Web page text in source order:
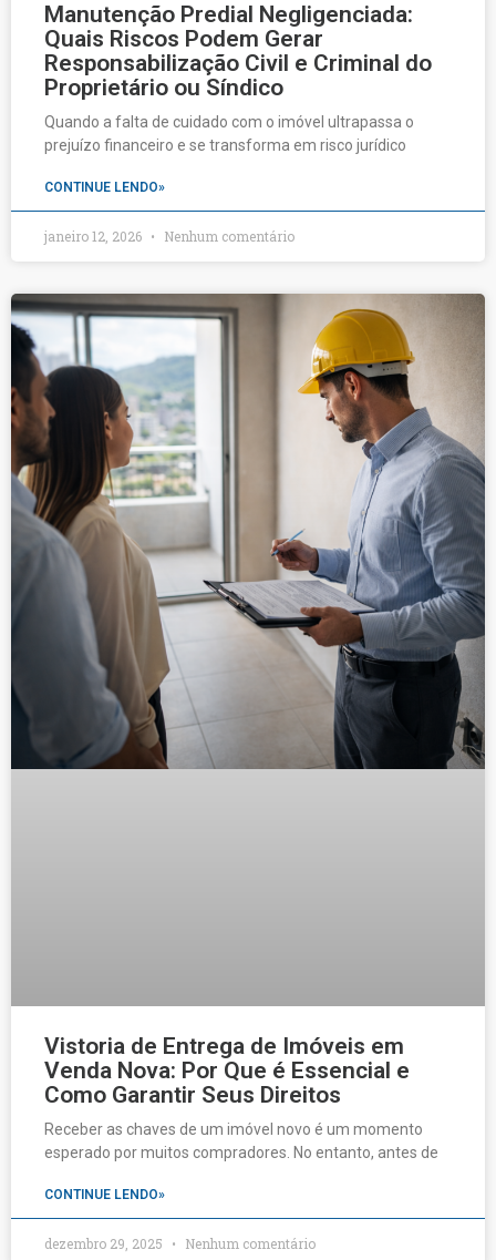
Manutenção Predial Negligenciada:
Quais Riscos Podem Gerar
Responsabilização Civil e Criminal do
Proprietário ou Síndico
Quando a falta de cuidado com o imóvel ultrapassa o
prejuízo financeiro e se transforma em risco jurídico
CONTINUE LENDO»
janeiro 12, 2026 Nenhum comentário
Vistoria de Entrega de Imóveis em
Venda Nova: Por Que é Essencial e
Como Garantir Seus Direitos
Receber as chaves de um imóvel novo é um momento
esperado por muitos compradores. No entanto, antes de
CONTINUE LENDO»
dezembro 29, 2025 Nenhum comentário